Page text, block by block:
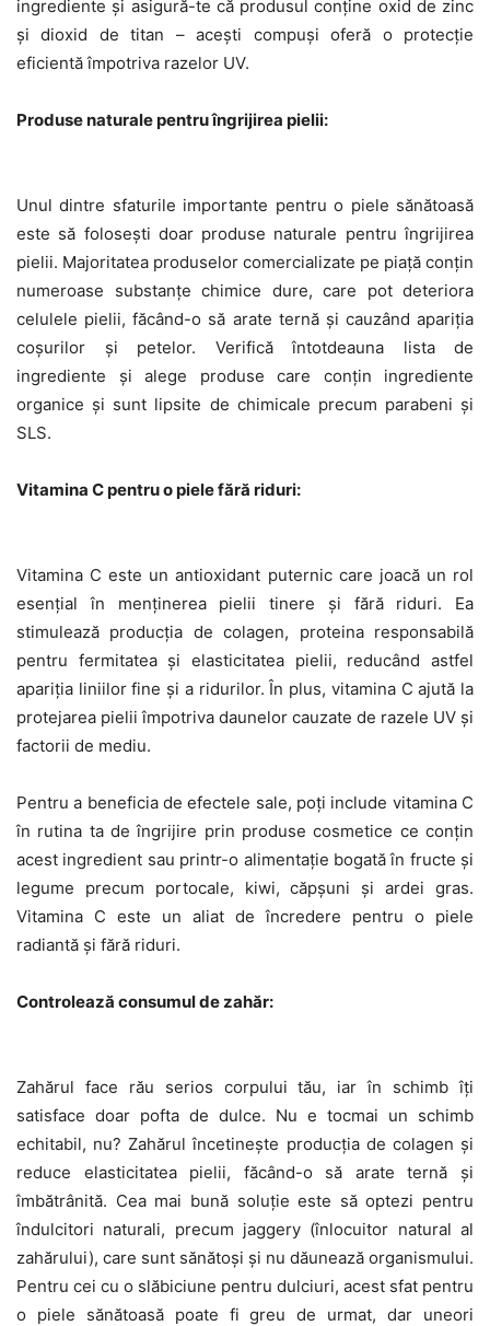
ingrediente și asigură-te că produsul conține oxid de zinc
și dioxid de titan – acești compuși oferă o protecție
eficientă împotriva razelor UV.
Produse naturale pentru îngrijirea pielii:
Unul dintre sfaturile importante pentru o piele sănătoasă
este să folosești doar produse naturale pentru îngrijirea
pielii. Majoritatea produselor comercializate pe piață conțin
numeroase substanțe chimice dure, care pot deteriora
celulele pielii, făcând-o să arate ternă și cauzând apariția
coșurilor și petelor. Verifică întotdeauna lista de
ingrediente și alege produse care conțin ingrediente
organice și sunt lipsite de chimicale precum parabeni și
SLS.
Vitamina C pentru o piele fără riduri:
Vitamina C este un antioxidant puternic care joacă un rol
esențial în menținerea pielii tinere și fără riduri. Ea
stimulează producția de colagen, proteina responsabilă
pentru fermitatea și elasticitatea pielii, reducând astfel
apariția liniilor fine și a ridurilor. În plus, vitamina C ajută la
protejarea pielii împotriva daunelor cauzate de razele UV și
factorii de mediu.
Pentru a beneficia de efectele sale, poți include vitamina C
în rutina ta de îngrijire prin produse cosmetice ce conțin
acest ingredient sau printr-o alimentație bogată în fructe și
legume precum portocale, kiwi, căpșuni și ardei gras.
Vitamina C este un aliat de încredere pentru o piele
radiantă și fără riduri.
Controlează consumul de zahăr:
Zahărul face rău serios corpului tău, iar în schimb îți
satisface doar pofta de dulce. Nu e tocmai un schimb
echitabil, nu? Zahărul încetinește producția de colagen și
reduce elasticitatea pielii, făcând-o să arate ternă și
îmbătrânită. Cea mai bună soluție este să optezi pentru
îndulcitori naturali, precum jaggery (înlocuitor natural al
zahărului), care sunt sănătoși și nu dăunează organismului.
Pentru cei cu o slăbiciune pentru dulciuri, acest sfat pentru
o piele sănătoasă poate fi greu de urmat, dar uneori